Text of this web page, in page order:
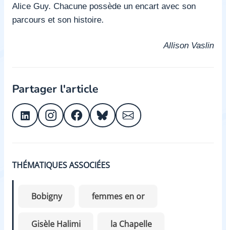
Alice Guy. Chacune possède un encart avec son
parcours et son histoire.
Allison Vaslin
Partager l'article
THÉMATIQUES ASSOCIÉES
Bobigny femmes en or
Gisèle Halimi la Chapelle